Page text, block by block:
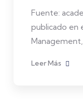
Fuente:
publicado en
Leer Más